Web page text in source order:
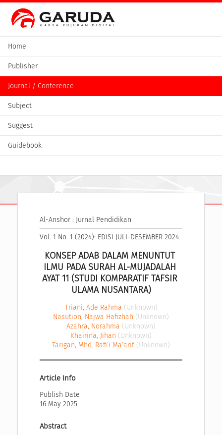
Home
Publisher
Journal / Conference
Subject
Suggest
Guidebook
Al-Anshor : Jurnal Pendidikan
Vol. 1 No. 1 (2024): EDISI JULI-DESEMBER 2024
KONSEP ADAB DALAM MENUNTUT
ILMU PADA SURAH AL-MUJADALAH
AYAT 11 (STUDI KOMPARATIF TAFSIR
ULAMA NUSANTARA)
Triani, Ade Rahma (Unknown)
Nasution, Najwa Hafizhah (Unknown)
Azahra, Norahma (Unknown)
Khairina, Jihan (Unknown)
Tarigan, Mhd. Rafi’i Ma’arif (Unknown)
Article Info
Publish Date
16 May 2025
Abstract